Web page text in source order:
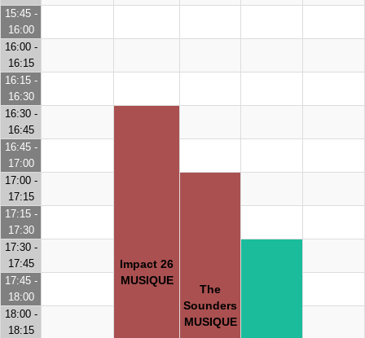
15:45 -
16:00
16:00 -
16:15
16:15 -
16:30
16:30 -
16:45
Impact 26
MUSIQUE
16:45 -
17:00
17:00 -
17:15
The
Sounders
MUSIQUE
17:15 -
17:30
17:30 -
17:45
17:45 -
18:00
18:00 -
18:15